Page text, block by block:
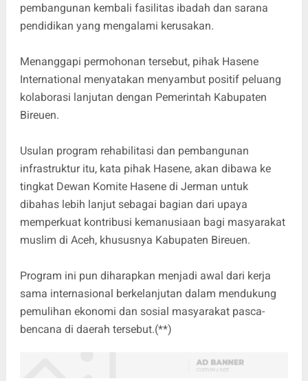
pembangunan kembali fasilitas ibadah dan sarana
pendidikan yang mengalami kerusakan.
Menanggapi permohonan tersebut, pihak Hasene
International menyatakan menyambut positif peluang
kolaborasi lanjutan dengan Pemerintah Kabupaten
Bireuen.
Usulan program rehabilitasi dan pembangunan
infrastruktur itu, kata pihak Hasene, akan dibawa ke
tingkat Dewan Komite Hasene di Jerman untuk
dibahas lebih lanjut sebagai bagian dari upaya
memperkuat kontribusi kemanusiaan bagi masyarakat
muslim di Aceh, khususnya Kabupaten Bireuen.
Program ini pun diharapkan menjadi awal dari kerja
sama internasional berkelanjutan dalam mendukung
pemulihan ekonomi dan sosial masyarakat pasca-
bencana di daerah tersebut.(**)